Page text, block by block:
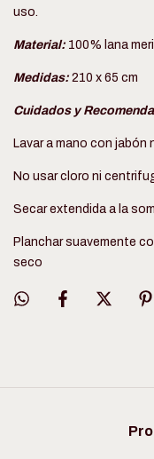
uso.
Material: 100% lana
Medidas: 210 x 65 cm
Cuidados y
Lavar a mano con jabón
No usar cloro ni
Secar extendida a la
Planchar suavemente
seco